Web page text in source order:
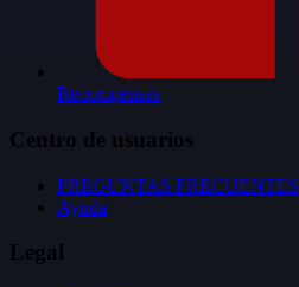
Recompensas
Centro de usuarios
PREGUNTAS FRECUENTES
Ayuda
Legal